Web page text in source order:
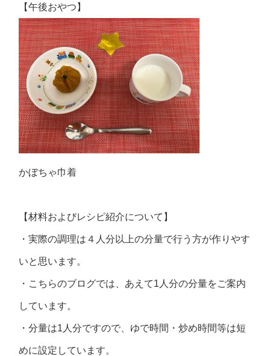
【午後おやつ】
かぼちゃ巾着
【材料およびレシピ紹介について】
・実際の調理は４人分以上の分量で行う方が作りやす
いと思います。
・こちらのブログでは、あえて1人分の分量をご案内
しています。
・分量は1人分ですので、ゆで時間・炒め時間等は短
めに設定しています。